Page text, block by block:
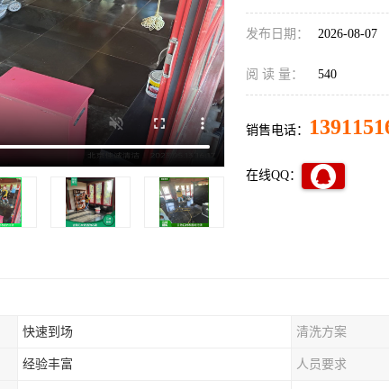
发布日期： 2026-08-07
阅 读 量： 540
销售电话：
在线QQ：
快速到场 清洗方案
经验丰富 人员要求